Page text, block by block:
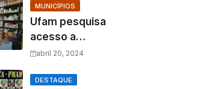
MUNICÍPIOS
Ufam pesquisa
acesso a
medicamentos na
amazônico sobre a
abril 20, 2024
DESTAQUE